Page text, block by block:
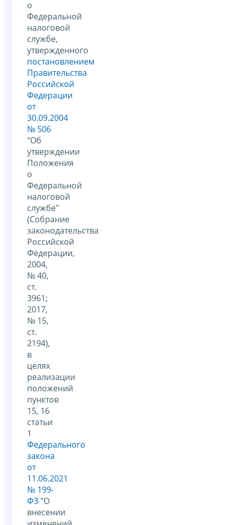
о
Федеральной
налоговой
службе,
утвержденного
постановлением
Правительства
Российской
Федерации
от
30.09.2004
№ 506
"Об
утверждении
Положения
о
Федеральной
налоговой
службе"
(Собрание
законодательства
Российской
Федерации,
2004,
№ 40,
ст.
3961;
2017,
№ 15,
ст.
2194),
в
целях
реализации
положений
пунктов
15, 16
статьи
1
Федерального
закона
от
11.06.2021
№ 199-
ФЗ "О
внесении